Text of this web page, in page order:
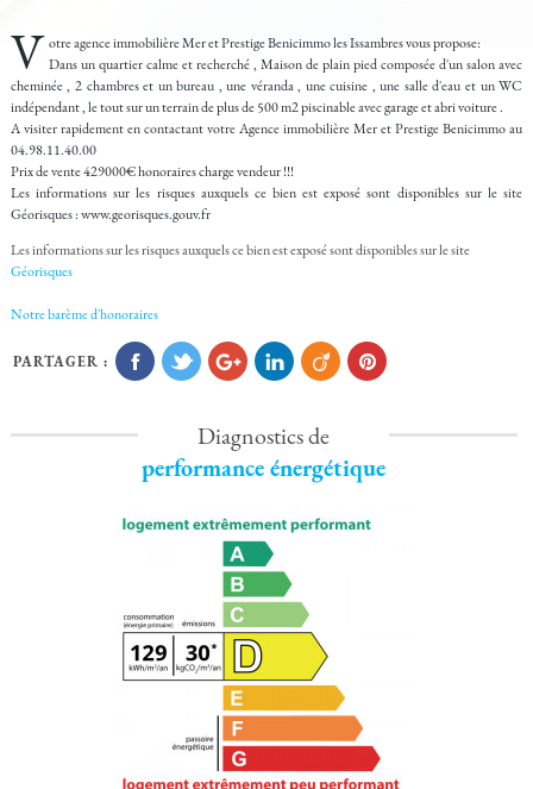
V otre agence immobilière Mer et Prestige Benicimmo les Issambres vous propose:
Dans un quartier calme et recherché , Maison de plain pied composée d'un salon avec
cheminée , 2 chambres et un bureau , une véranda , une cuisine , une salle d'eau et un WC
indépendant , le tout sur un terrain de plus de 500 m2 piscinable avec garage et abri voiture .
A visiter rapidement en contactant votre Agence immobilière Mer et Prestige Benicimmo au
04.98.11.40.00
Prix de vente 429000€ honoraires charge vendeur !!!
Les informations sur les risques auxquels ce bien est exposé sont disponibles sur le site
Géorisques : www.georisques.gouv.fr
Les informations sur les risques auxquels ce bien est exposé sont disponibles sur le site
Géorisques
Notre barème d'honoraires
PARTAGER :
Diagnostics de
performance énergétique